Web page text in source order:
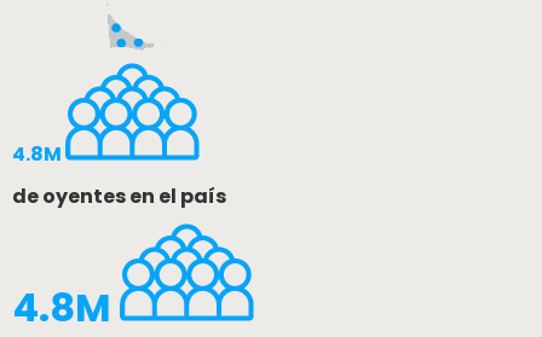
4.8M
de oyentes en el país
4.8M